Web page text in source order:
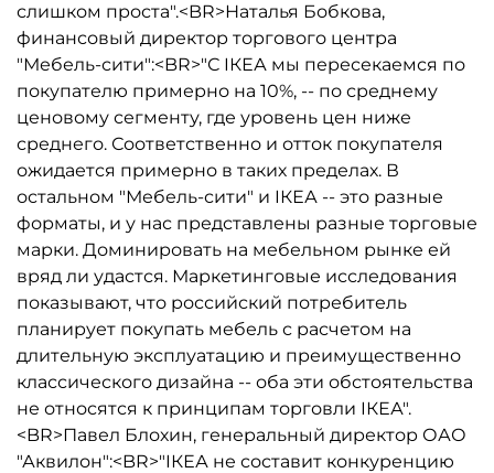
слишком проста".<BR>Наталья Бобкова,
финансовый директор торгового центра
"Мебель-сити":<BR>"С IКЕА мы пересекаемся по
покупателю примерно на 10%, -- по среднему
ценовому сегменту, где уровень цен ниже
среднего. Соответственно и отток покупателя
ожидается примерно в таких пределах. В
остальном "Мебель-сити" и IКЕА -- это разные
форматы, и у нас представлены разные торговые
марки. Доминировать на мебельном рынке ей
вряд ли удастся. Маркетинговые исследования
показывают, что российский потребитель
планирует покупать мебель с расчетом на
длительную эксплуатацию и преимущественно
классического дизайна -- оба эти обстоятельства
не относятся к принципам торговли IКЕА".
<BR>Павел Блохин, генеральный директор ОАО
"Аквилон":<BR>"IКЕА не составит конкуренцию